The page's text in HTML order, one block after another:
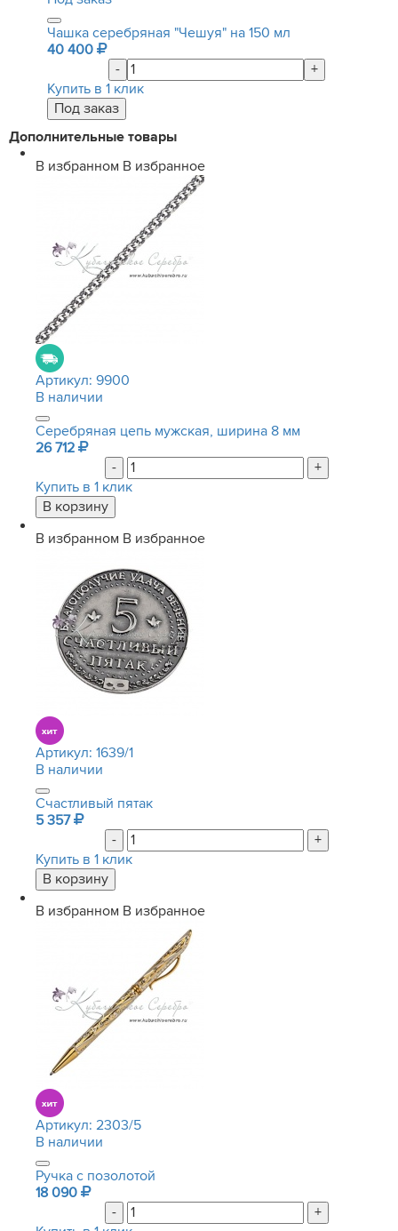
Чашка серебряная "Чешуя" на 150 мл
40 400
-
+
Купить в 1 клик
Дополнительные товары
В избранном В избранное
Артикул: 9900
В наличии
Серебряная цепь мужская, ширина 8 мм
26 712
-
+
Купить в 1 клик
В избранном В избранное
Артикул: 1639/1
В наличии
Счастливый пятак
5 357
-
+
Купить в 1 клик
В избранном В избранное
Артикул: 2303/5
В наличии
Ручка с позолотой
18 090
-
+